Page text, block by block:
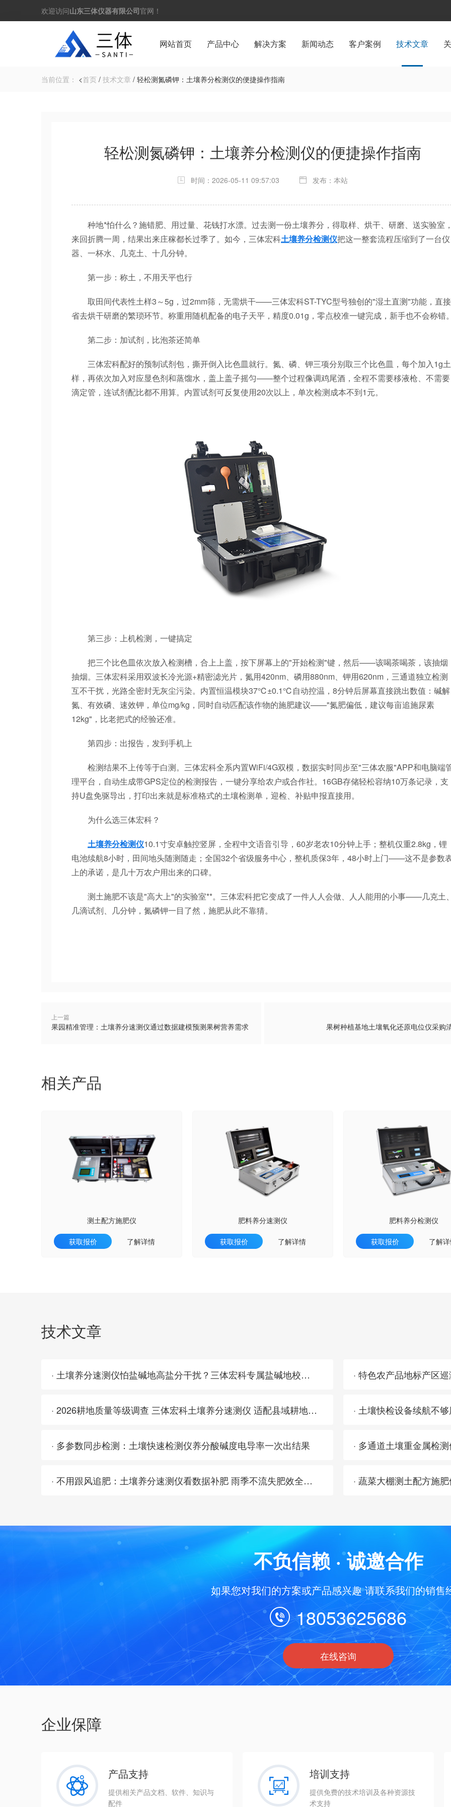
欢迎访问山东三体仪器有限公司官网！
网站首页 产品中心 解决方案 新闻动态 客户案例 技术文章
当前位置： <首页 / 技术文章 / 轻松测氮磷钾：土壤养分检测仪的便捷操作指南
轻松测氮磷钾：土壤养分检测仪的便捷操作指南
时间：2026-05-11 09:57:03 发布：本站
种地*怕什么？施错肥、用过量、花钱打水漂。过去测一份土壤养分，得取样、烘干、研磨、送实验室，
来回折腾一周，结果出来庄稼都长过季了。如今，三体宏科土壤养分检测仪把这一整套流程压缩到了一台仪
器、一杯水、几克土、十几分钟。
第一步：称土，不用天平也行
取田间代表性土样3～5g，过2mm筛，无需烘干——三体宏科ST-TYC型号独创的"湿土直测"功能，直接
省去烘干研磨的繁琐环节。称重用随机配备的电子天平，精度0.01g，零点校准一键完成，新手也不会称错。
第二步：加试剂，比泡茶还简单
三体宏科配好的预制试剂包，撕开倒入比色皿就行。氮、磷、钾三项分别取三个比色皿，每个加入1g土
样，再依次加入对应显色剂和蒸馏水，盖上盖子摇匀——整个过程像调鸡尾酒，全程不需要移液枪、不需要
滴定管，连试剂配比都不用算。内置试剂可反复使用20次以上，单次检测成本不到1元。
第三步：上机检测，一键搞定
把三个比色皿依次放入检测槽，合上上盖，按下屏幕上的"开始检测"键，然后——该喝茶喝茶，该抽烟
抽烟。三体宏科采用双波长冷光源+精密滤光片，氮用420nm、磷用880nm、钾用620nm，三通道独立检测
互不干扰，光路全密封无灰尘污染。内置恒温模块37℃±0.1℃自动控温，8分钟后屏幕直接跳出数值：碱解
氮、有效磷、速效钾，单位mg/kg，同时自动匹配该作物的施肥建议——"氮肥偏低，建议每亩追施尿素
12kg"，比老把式的经验还准。
第四步：出报告，发到手机上
检测结果不上传等于白测。三体宏科全系内置WiFi/4G双模，数据实时同步至"三体农服"APP和电脑端
理平台，自动生成带GPS定位的检测报告，一键分享给农户或合作社。16GB存储轻松容纳10万条记录，支
持U盘免驱导出，打印出来就是标准格式的土壤检测单，迎检、补贴申报直接用。
为什么选三体宏科？
土壤养分检测仪10.1寸安卓触控竖屏，全程中文语音引导，60岁老农10分钟上手；整机仅重2.8kg，锂
电池续航8小时，田间地头随测随走；全国32个省级服务中心，整机质保3年，48小时上门——这不是参数
上的承诺，是几十万农户用出来的口碑。
测土施肥不该是"高大上"的实验室**。三体宏科把它变成了一件人人会做、人人能用的小事——几克土、
几滴试剂、几分钟，氮磷钾一目了然，施肥从此不靠猜。
上一篇
果园精准管理：土壤养分速测仪通过数据建模预测果树营养需求 果树种植基地土壤氧化还原电位仪采购
相关产品
测土配方施肥仪
获取报价 了解详情
肥料养分速测仪
获取报价 了解详情
肥料养分检测仪
获取报价 了解
技术文章
· 土壤养分速测仪怕盐碱地高盐分干扰？三体宏科专属盐碱地校正程序 测数零偏差不用反复校准
· 2026耕地质量等级调查 三体宏科土壤养分速测仪 适配县域耕地普查外业检测
· 多参数同步检测：土壤快速检测仪养分酸碱度电导率一次出结果 · 多通道土壤重金属检
· 不用跟风追肥：土壤养分速测仪看数据补肥 雨季不流失肥效全留住 · 蔬菜大棚测土配方施
不负信赖 · 诚邀合作
如果您对我们的方案或产品感兴趣 请联系我们的销售
18053625686
在线咨询
企业保障
产品支持
提供相关产品文档、软件、知识与
配件
培训支持
提供免费的技术培训及各种资源技
术支持